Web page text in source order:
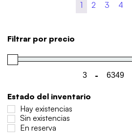
1 2 3 4
Filtrar por precio
-
Estado del inventario
Hay existencias
Sin existencias
En reserva